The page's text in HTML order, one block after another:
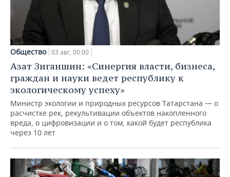
Общество 03 авг, 00:00
Азат Зиганшин: «Синергия власти, бизнеса,
граждан и науки ведет республику к
экологическому успеху»
Министр экологии и природных ресурсов Татарстана — о
расчистке рек, рекультивации объектов накопленного
вреда, о цифровизации и о том, какой будет республика
через 10 лет